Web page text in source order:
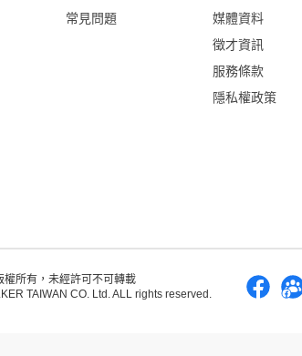
常見問題
媒體資料
徵才資訊
服務條款
隱私權政策
權所有，未經許可不可轉載
TAIWAN CO. Ltd. ALL rights reserved.